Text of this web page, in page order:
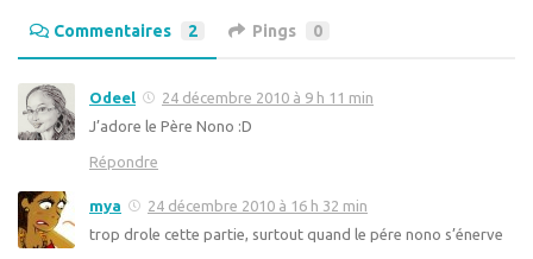
Commentaires 2 Pings 0
Odeel
24 décembre 2010 à 9 h 11 min
J’adore le Père Nono :D
Répondre
mya
24 décembre 2010 à 16 h 32 min
trop drole cette partie, surtout quand le pére nono s’énerve